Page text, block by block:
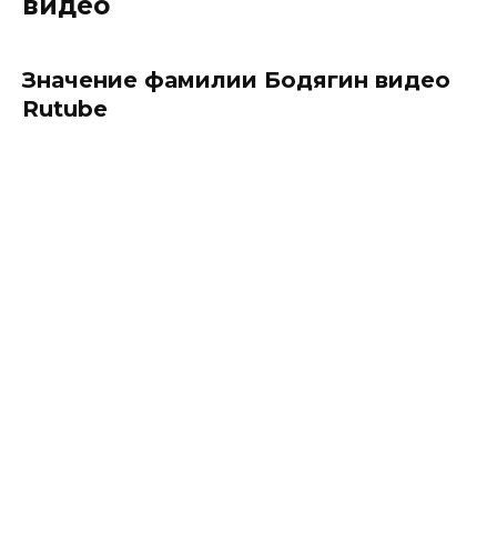
Значение фамилии Бодягин видео
Rutube